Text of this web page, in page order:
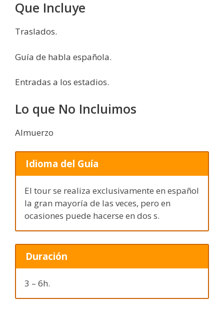
Que Incluye
Traslados.
Guía de habla española.
Entradas a los estadios.
Lo que No Incluimos
Almuerzo
Idioma del Guía
El tour se realiza exclusivamente en español
la gran mayoría de las veces, pero en
ocasiones puede hacerse en dos s.
Duración
3 – 6h.